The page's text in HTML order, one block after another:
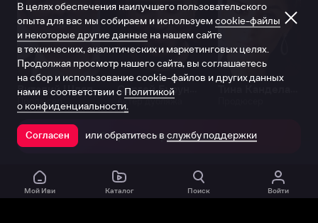
в
семье
актеров
Валентина
Быкова
и
Ирины
4
Вера
потеряла
Виталий Шляппо
Продюсер Актёр дубляжа
Открыть в приложении
Мой Иви Каталог Поиск Войти
В целях обеспечения наилучшего пользовательского
опыта для вас мы собираем и используем cookie-файлы
и некоторые другие данные на нашем сайте
в технических, аналитических и маркетинговых целях.
Продолжая просмотр нашего сайта, вы соглашаетесь
на сбор и использование cookie-файлов и других данных
нами в соответствии с Политикой
о конфиденциальности.
Согласен или обратитесь в службу поддержки